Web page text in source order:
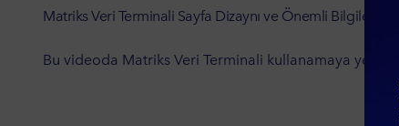
Matriks Veri Terminali Sayfa Dizaynı ve Önemli Bilgiler
Bu videoda Matriks Veri Terminali kullanamaya yeni